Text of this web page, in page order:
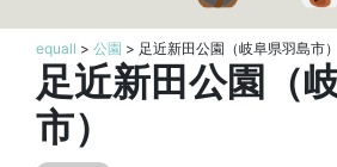
equall > 公園 > 足近新田公園（岐阜県羽島市）
足近新田公園（
市）